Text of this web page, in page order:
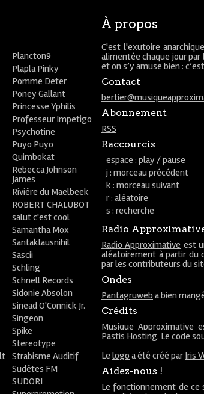
À propos
C'est l'exutoire
alimentée chaque jour par
et on s’y amuse bien :
Contact
Abonnement
RSS
Raccourcis
espace : play / pause
j : morceau précédent
k : morceau suivant
r : aléatoire
s : recherche
Radio
Radio Approximative est
aléatoirement à partir du
par les contributeurs du
Ondes
Pantagruweb a bien
Crédits
Musique Approximative
Pastis Hosting. Le code
Le logo a été créé par Iris
Aidez-nous !
Le fonctionnement de ce
Plancton9
Plapla Pinky
Pomme Deter
Poney Gallant
Princesse Yphilis
Professeur Impetigo
Psychotine
Puyo Puyo
Quimbokat
Rebecca Johnson
James
Rivière du Maelbeek
ROBERT CHALUBOT
salut c'est cool
Samantha Mox
Santaklausnihil
Sascii
Schling
Schnell Records
Sidonie Absolon
Sinead O'Connick Jr.
Singeon
Spike
Stereotype
Strabisme Auditif
Sudètes FM
SUDORI